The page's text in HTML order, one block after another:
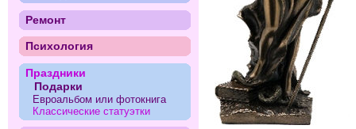
Ремонт
Психология
Праздники
Подарки
Евроальбом или фотокнига
Классические статуэтки